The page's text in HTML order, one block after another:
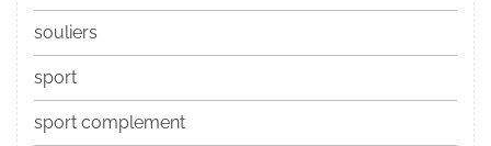
souliers
sport
sport complement